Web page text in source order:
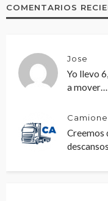
COMENTARIOS
Jose
Yo llevo
a mover…
Creemos